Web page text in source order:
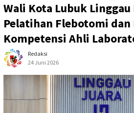
Wali Kota Lubuk
Pelatihan Flebotomi
Kompetensi Ahli
Redaksi
24 Juni 2026